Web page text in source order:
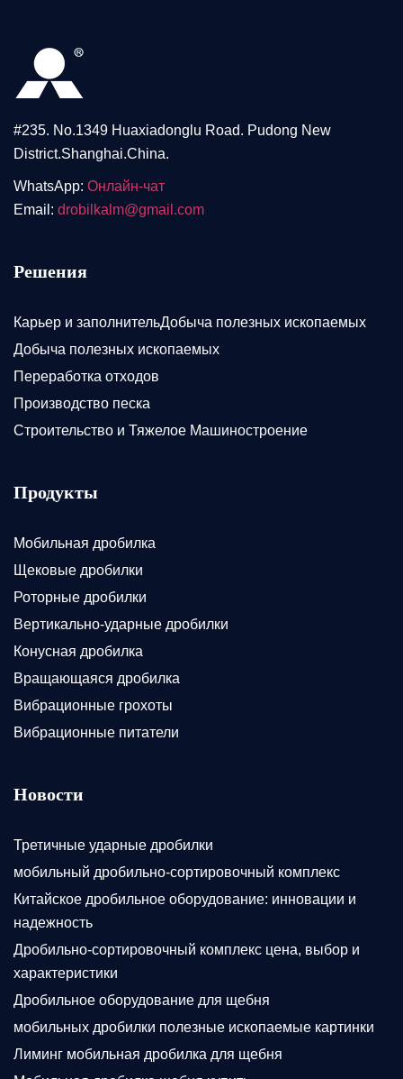
#235. No.1349 Huaxiadonglu Road. Pudong New
District.Shanghai.China.
WhatsApp: Онлайн-чат
Email: drobilkalm@gmail.com
Решения
Карьер и заполнительДобыча полезных ископаемых
Добыча полезных ископаемых
Переработка отходов
Производство песка
Строительство и Тяжелое Машиностроение
Продукты
Мобильная дробилка
Щековые дробилки
Роторные дробилки
Вертикально-ударные дробилки
Конусная дробилка
Вращающаяся дробилка
Вибрационные грохоты
Вибрационные питатели
Новости
Третичные ударные дробилки
мобильный дробильно-сортировочный комплекс
Китайское дробильное оборудование: инновации и
надежность
Дробильно-сортировочный комплекс цена, выбор и
характеристики
Дробильное оборудование для щебня
мобильных дробилки полезные ископаемые картинки
Лиминг мобильная дробилка для щебня